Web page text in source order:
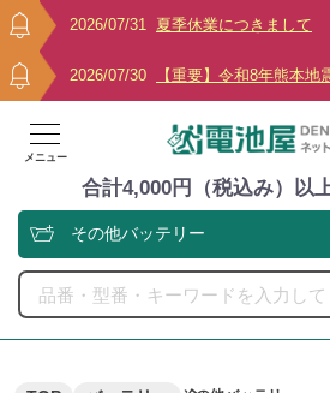
2026/07/31 夏季休業につきまして
2026/07/30 【重要】令和8年熊本地
メニュー
合計4,000円（税込み）以